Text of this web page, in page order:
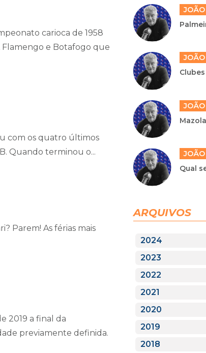
carioca de 1958
e Botafogo que
com os quatro últimos
Quando terminou o...
Parem! As férias mais
2019 a final da
previamente definida.
JOÃO
JOÃO
JOÃO
JOÃO
Qual
ARQUIVOS
2024
2023
2022
2021
2020
2019
2018